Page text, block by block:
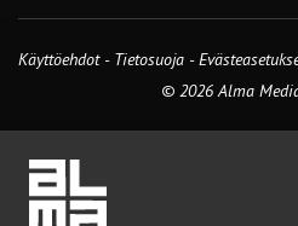
Käyttöehdot - Tietosuoja -
© 2026 Alma